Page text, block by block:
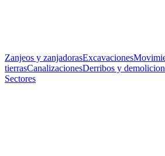
Zanjeos y zanjadorasExcavaciones
tierrasCanalizacionesDerribos y
Sectores